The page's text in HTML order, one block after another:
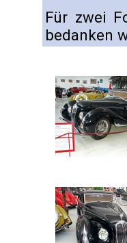
Für zwei
bedanken